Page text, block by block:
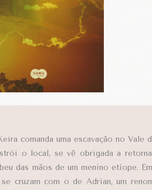
comanda uma escavação no Vale
o local, se vê obrigada a
das mãos de um menino etíope.
cruzam com o de Adrian, um